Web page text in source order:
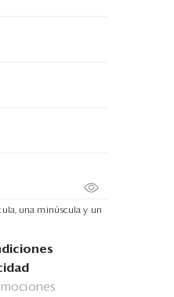
una minúscula y un